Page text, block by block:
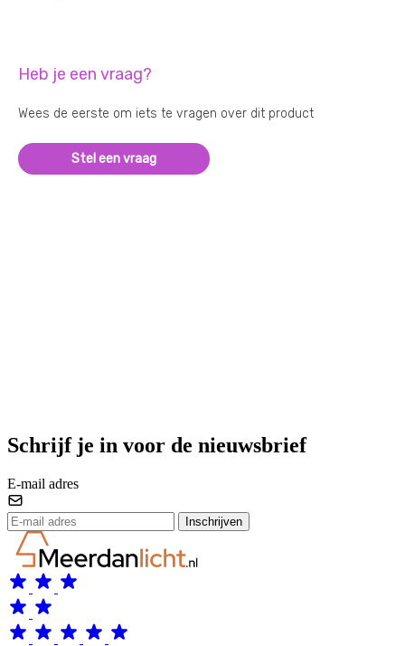
Heb je een vraag?
Wees de eerste om iets te vragen over dit product
Stel een vraag
Schrijf je in voor de nieuwsbrief
E-mail adres
Inschrijven